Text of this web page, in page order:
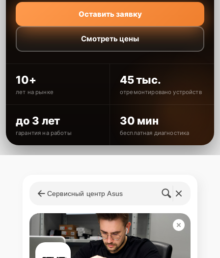
Оставить заявку
Смотреть цены
10+
лет на рынке
45 тыс.
отремонтировано устройств
до 3 лет
гарантия на работы
30 мин
бесплатная диагностика
Сервисный центр Asus